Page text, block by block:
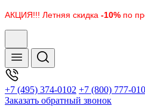
АКЦИЯ!!! Летняя скидка -10% по
+7 (495) 374-0102 +7 (800) 777-
Заказать обратный звонок